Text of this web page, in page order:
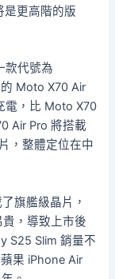
是更高階的版
款代號為
Moto X70 Air
電，比 Moto X70
Air Pro 將搭載
，整體定位在中
旗艦級晶片，
，導致上市後
S25 Slim 銷量不
果 iPhone Air